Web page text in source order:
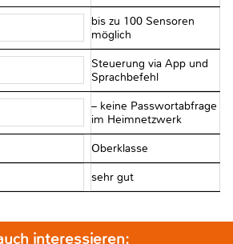
bis zu 100 Sensoren
möglich
Steuerung via App und
Sprachbefehl
– keine Passwortabfrage
im Heimnetzwerk
Oberklasse
sehr gut
interessieren: